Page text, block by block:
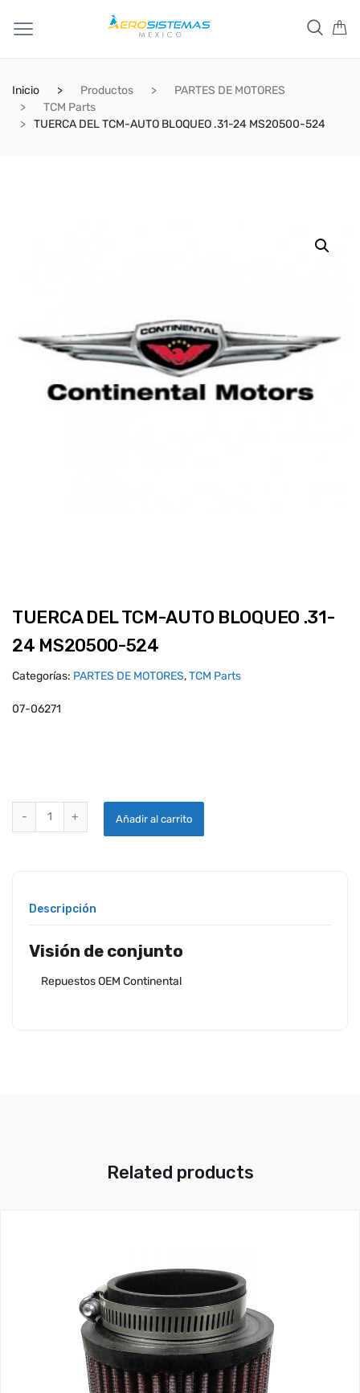
Inicio Productos
PARTES DE MOTORES
TCM Parts
TUERCA DEL TCM-AUTO BLOQUEO .31-24 MS20500-524
TUERCA DEL TCM-AUTO BLOQUEO .31-
24 MS20500-524
Categorías: PARTES DE MOTORES,TCM Parts
07-06271
TUERCA DEL TCM-AUTO BLOQUEO .31-24 MS20500-524 quantity
Añadir al carrito
Descripción
Visión de conjunto
Repuestos OEM Continental
Related products